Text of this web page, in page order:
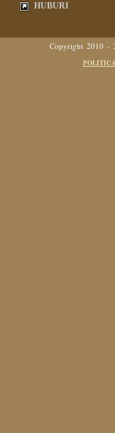
HUBURI
Copyright 2010